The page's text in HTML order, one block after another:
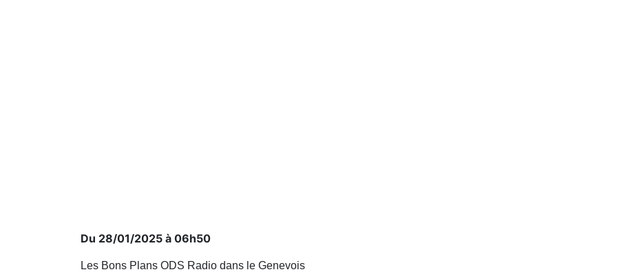
Du 28/01/2025 à 06h50
Les Bons Plans ODS Radio dans le Genevois